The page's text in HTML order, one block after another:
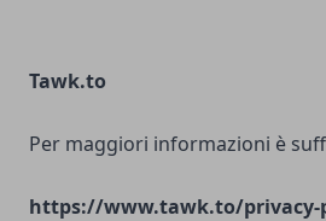
Tawk.to
Per maggiori informazioni è
https://www.tawk.to/privacy-